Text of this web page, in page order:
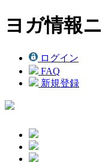
ヨガ情報
ログイン
FAQ
新規登録